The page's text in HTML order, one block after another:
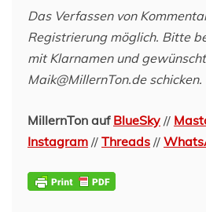
Das Verfassen von
Registrierung möglich. Bitte
mit Klarnamen und
Maik@MillernTon.de schicken.
MillernTon auf BlueSky //
Instagram // Threads //